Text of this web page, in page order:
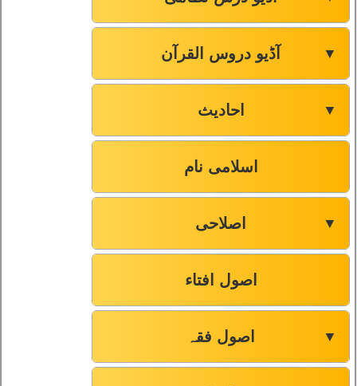
صفحہ-114
صفحہ-127
صفحہ-130
57 صفحہ-131
صفحہ-135
صفحہ-137
آڈیو دروس القرآن ▼
احادیث ▼
اسلامی نام
اصلاحی ▼
اصول افتاء
اصول فقہ ▼